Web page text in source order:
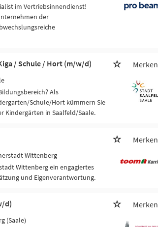
im Vertriebsinnendienst!
der
/ Schule / Hort (m/w/d) Merken
Als
Schule/Hort kümmern Sie
Kindergärten in Saalfeld/Saale.
Merken
Wittenberg
Wittenberg ein engagiertes
und Eigenverantwortung.
d) Merken
(Saale)